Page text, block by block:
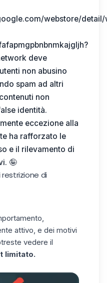
webstore/detail/
deve
non abusino
spam ad altri
non
identità.
eccezione alla
ha rafforzato le
e il rilevamento di
🤪
restrizione di
attivo, e dei motivi
vedere il
limitato.